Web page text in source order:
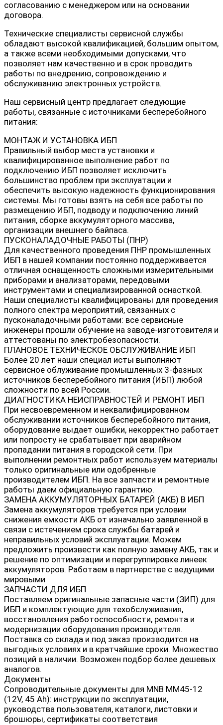
согласованию с менеджером или на основании
договора.
Технические специалисты сервисной службы
обладают высокой квалификацией, большим опытом,
а также всеми необходимыми допусками, что
позволяет нам качественно и в срок проводить
работы по внедрению, сопровождению и
обслуживанию электронных устройств.
Наш сервисный центр предлагает следующие
работы, связанные с источниками бесперебойного
питания:
МОНТАЖ И УСТАНОВКА ИБП
Правильный выбор места установки и
квалифицированное выполнение работ по
подключению ИБП позволяет исключить
большинство проблем при эксплуатации и
обеспечить высокую надежность функционирования
системы. Мы готовы взять на себя все работы по
размещению ИБП, подводу и подключению линий
питания, сборке аккумуляторного массива,
организации внешнего байпаса.
ПУСКОНАЛАДОЧНЫЕ РАБОТЫ (ПНР)
Для качественного проведения ПНР промышленных
ИБП в нашей компании постоянно поддерживается
отличная оснащенность сложными измерительными
приборами и анализаторами, передовыми
инструментами и специализированной оснасткой.
Наши специалисты квалифицированы для проведения
полного спектра мероприятий, связанных с
пусконаладочными работами: все сервисные
инженеры прошли обучение на заводе-изготовителя и
аттестованы по электробезопасности.
ПЛАНОВОЕ ТЕХНИЧЕСКОЕ ОБСЛУЖИВАНИЕ ИБП
Более 20 лет наши специал исты выполняют
сервисное облуживание промышленных 3-фазных
источников бесперебойного питания (ИБП) любой
сложности по всей России.
ДИАГНОСТИКА НЕИСПРАВНОСТЕЙ И РЕМОНТ ИБП
При несвоевременном и неквалифицированном
обслуживании источников бесперебойного питания,
оборудование выдает ошибки, некорректно работает
или попросту не срабатывает при аварийном
пропадании питания в городской сети. При
выполнении ремонтных работ используем материалы
только оригинальные или одобренные
производителем ИБП. На все запчасти и ремонтные
работы даем официальную гарантию.
ЗАМЕНА АККУМУЛЯТОРНЫХ БАТАРЕЙ (АКБ) В ИБП
Замена аккумуляторов требуется при условии
снижения емкости АКБ от изначально заявленной в
связи с истечением срока службы батарей и
неправильных условий эксплуатации. Можем
предложить произвести как полную замену АКБ, так и
решение по оптимизации и перегруппировке линеек
аккумуляторов. Работаем в партнерстве с ведущими
мировыми
ЗАПЧАСТИ ДЛЯ ИБП
Поставляем оригинальные запасные части (ЗИП) для
ИБП и комплектующие для техобслуживания,
восстановления работоспособности, ремонта и
модернизации оборудования производителя.
Поставка со склада и под заказ производится на
выгодных условиях и в кратчайшие сроки. Множество
позиций в наличии. Возможен подбор более дешевых
аналогов.
Документы
Сопроводительные документы для MNB MM45-12
(12V, 45 Ah): инструкции по эксплуатации,
руководства пользователя, каталоги, листовки и
брошюры, сертификаты соответствия